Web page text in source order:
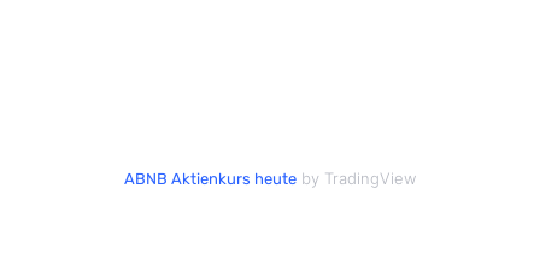
ABNB Aktienkurs heute by TradingView